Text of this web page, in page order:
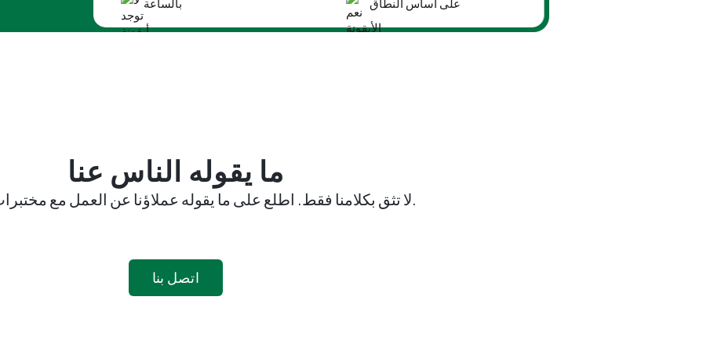
بالساعة على أساس النطاق
ما يقوله الناس عنا
لا تثق بكلامنا فقط. اطلع على ما يقوله عملاؤنا عن العمل مع مختبرات سينرجي.
اتصل بنا